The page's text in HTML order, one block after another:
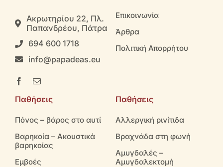
Ακρωτηρίου 22, Πλ.
Παπανδρέου, Πάτρα
694 600 1718
info@papadeas.eu
Επικοινωνία
Άρθρα
Πολιτική Απορρήτου
Παθήσεις
Πόνος – βάρος στο αυτί
Βαρηκοία – Ακουστικά
βαρηκοίας
Εμβοές
Παθήσεις
Αλλεργική ρινίτιδα
Βραχνάδα στη φωνή
Αμυγδαλές –
Αμυγδαλεκτομή